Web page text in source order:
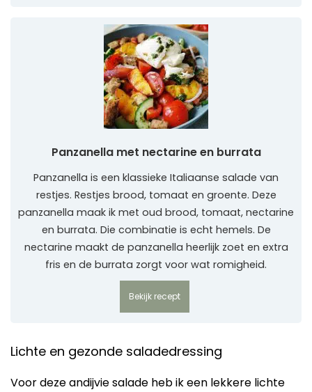
Panzanella met nectarine en burrata
Panzanella is een klassieke Italiaanse salade van
restjes. Restjes brood, tomaat en groente. Deze
panzanella maak ik met oud brood, tomaat, nectarine
en burrata. Die combinatie is echt hemels. De
nectarine maakt de panzanella heerlijk zoet en extra
fris en de burrata zorgt voor wat romigheid.
Bekijk recept
Lichte en gezonde saladedressing
Voor deze andijvie salade heb ik een lekkere lichte